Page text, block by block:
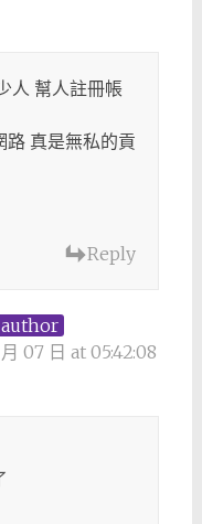
人 幫人註冊帳
路 真是無私的貢
Reply
07 日 at 05:42:08